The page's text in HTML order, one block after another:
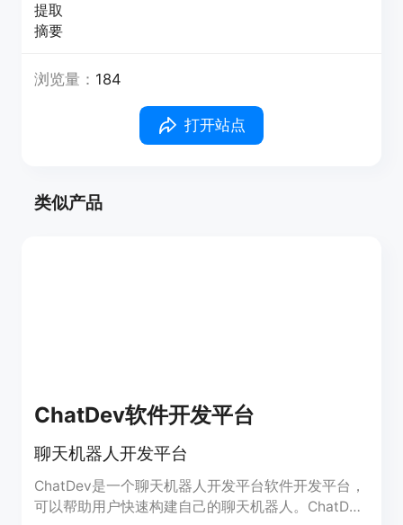
提取
摘要
浏览量： 184
打开站点
类似产品
ChatDev软件开发平台
聊天机器人开发平台
ChatDev是一个聊天机器人开发平台软件开发平台，
可以帮助用户快速构建自己的聊天机器人。ChatDev